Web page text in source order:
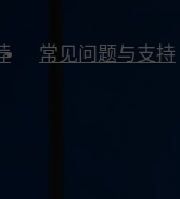
常见问题与支持